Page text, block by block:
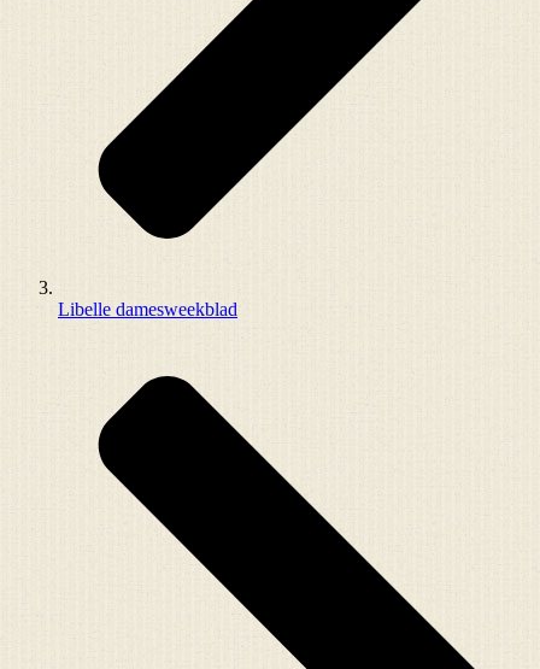
Libelle damesweekblad